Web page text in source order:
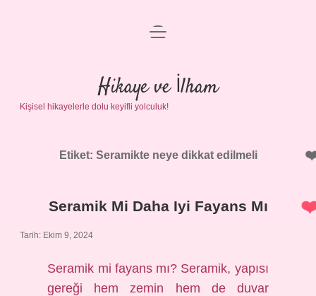
Anasayfa
Gizlilik Politikası
Yasal Uyarı
menüyü
Hikaye ve İlham
Kişisel hikayelerle dolu keyifli yolculuk!
Etiket: Seramikte neye dikkat edilmeli
Seramik Mi Daha Iyi Fayans Mı
Tarih: Ekim 9, 2024
Seramik mi fayans mı? Seramik, yapısı
gereği hem zemin hem de duvar